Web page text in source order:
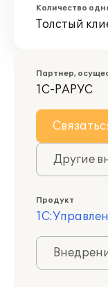
Количество
Толстый
Партнер,
1С-РАРУС
Другие
Продукт